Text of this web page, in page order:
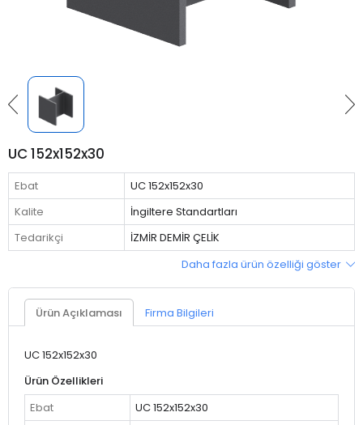
UC 152x152x30
Ebat
UC 152x152x30
Kalite
İngiltere Standartları
Tedarikçi
İZMİR DEMİR ÇELİK
Daha fazla ürün özelliği göster
Ürün Açıklaması Firma Bilgileri
UC 152x152x30
Ürün Özellikleri
Ebat
UC 152x152x30